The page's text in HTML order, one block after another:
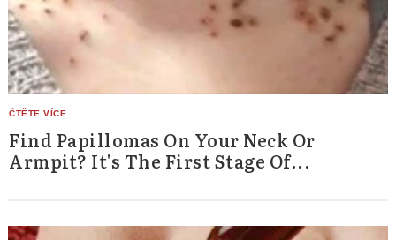
Find Papillomas On Your Neck Or
Armpit? It's The First Stage Of...